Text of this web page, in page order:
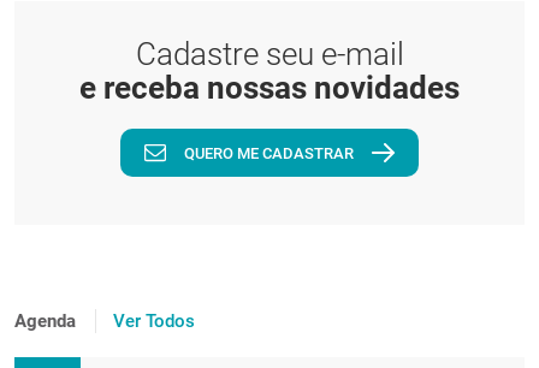
Cadastre seu e-mail
e receba nossas novidades
QUERO ME CADASTRAR
Agenda Ver Todos